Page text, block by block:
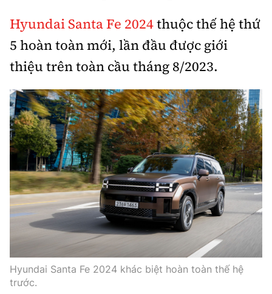
Hyundai Santa Fe 2024thuộc thế hệ thứ
5 hoàn toàn mới, lần đầu được giới
thiệu trên toàn cầu tháng 8/2023.
Hyundai Santa Fe 2024 khác biệt hoàn toàn thế hệ
trước.